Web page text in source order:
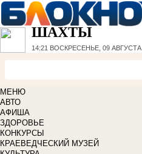
ШАХТЫ
14:21 ВОСКРЕСЕНЬЕ, 09 АВГУСТА
МЕНЮ
АВТО
АФИША
ЗДОРОВЬЕ
КОНКУРСЫ
КРАЕВЕДЧЕСКИЙ МУЗЕЙ